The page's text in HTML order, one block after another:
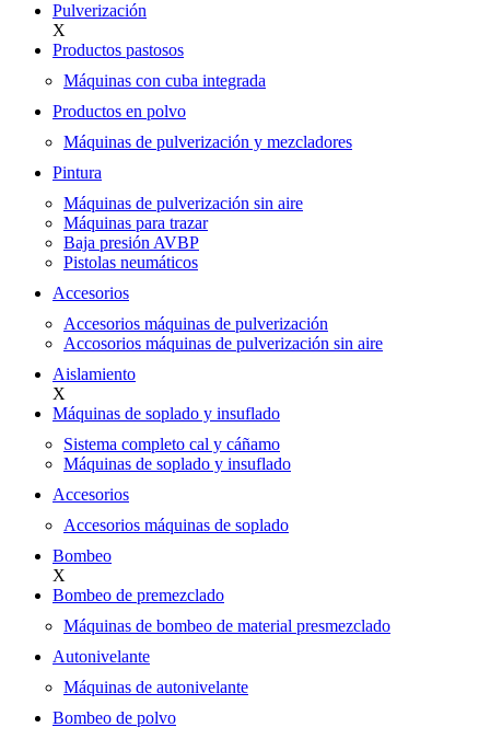
Pulverización
X
Productos pastosos
Máquinas con cuba integrada
Productos en polvo
Máquinas de pulverización y mezcladores
Pintura
Máquinas de pulverización sin aire
Máquinas para trazar
Baja presión AVBP
Pistolas neumáticos
Accesorios
Accesorios máquinas de pulverización
Accosorios máquinas de pulverización sin aire
Aislamiento
X
Máquinas de soplado y insuflado
Sistema completo cal y cáñamo
Máquinas de soplado y insuflado
Accesorios
Accesorios máquinas de soplado
Bombeo
X
Bombeo de premezclado
Máquinas de bombeo de material presmezclado
Autonivelante
Máquinas de autonivelante
Bombeo de polvo